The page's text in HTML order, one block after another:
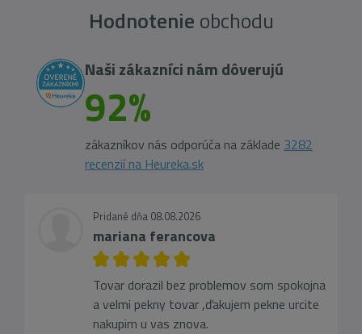
Hodnotenie obchodu
Naši zákazníci nám dôverujú
92%
zákazníkov nás odporúča na základe 3282
recenzií na Heureka.sk
Pridané dňa 08.08.2026
mariana ferancova
Tovar dorazil bez problemov som spokojna
a velmi pekny tovar ,ďakujem pekne urcite
nakupim u vas znova.